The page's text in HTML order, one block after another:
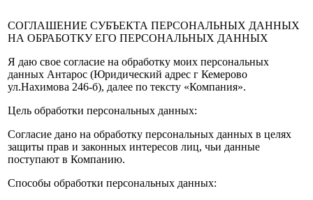
СОГЛАШЕНИЕ СУБЪЕКТА ПЕРСОНАЛЬНЫХ ДАННЫХ
НА ОБРАБОТКУ ЕГО ПЕРСОНАЛЬНЫХ ДАННЫХ
Я даю свое согласие на обработку моих персональных
данных Антарос (Юридический адрес г Кемерово
ул.Нахимова 246-б), далее по тексту «Компания».
Цель обработки персональных данных:
Согласие дано на обработку персональных данных в целях
защиты прав и законных интересов лиц, чьи данные
поступают в Компанию.
Способы обработки персональных данных: